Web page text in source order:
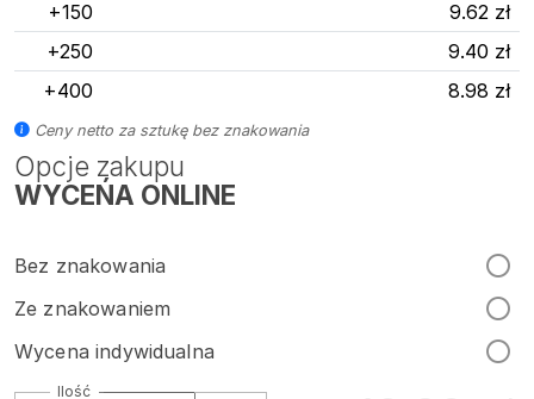
Opcje zakupu
WYCEŃA ONLINE
Bez znakowania
Ze znakowaniem
Wycena indywidualna
+150
9.62 zł
+250
9.40 zł
+400
8.98 zł
Ceny netto za sztukę bez znakowania
Ilość